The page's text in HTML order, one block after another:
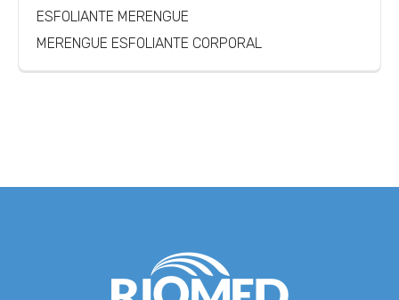
ESFOLIANTE MERENGUE
MERENGUE ESFOLIANTE CORPORAL